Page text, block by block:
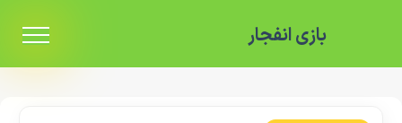
بازی انفجار